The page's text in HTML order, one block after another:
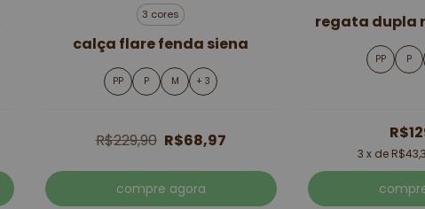
3 cores
calça flare fenda siena
PP P M + 3
R$229,90 R$68,97
compre agora
regata dupla
PP P
3 x de